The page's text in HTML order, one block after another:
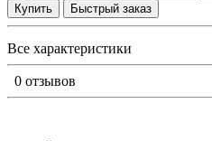
Купить
Быстрый заказ
Все характеристики
0 отзывов